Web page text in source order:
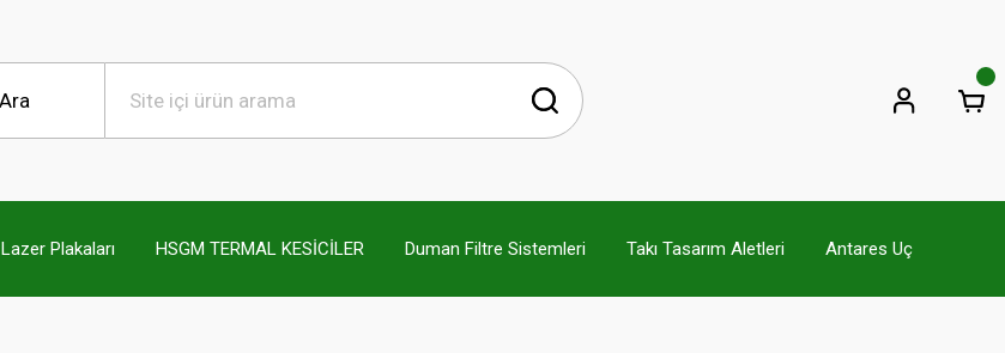
Lazer Plakaları HSGM TERMAL KESİCİLER Duman Filtre Sistemleri Takı Tasarım Aletleri Antares Uç